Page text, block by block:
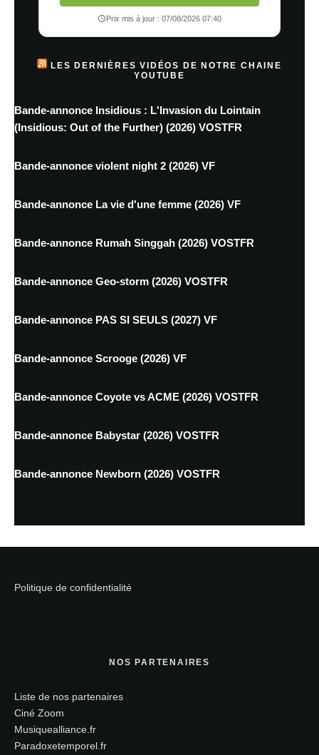
Prix mis à jour : 07/08/2026 07:40
LES DERNIÈRES VIDÉOS DE NOTRE CHAINE
YOUTUBE
Bande-annonce Insidious : L'Invasion du Lointain
(Insidious: Out of the Further) (2026) VOSTFR
Bande-annonce violent night 2 (2026) VF
Bande-annonce La vie d'une femme (2026) VF
Bande-annonce Rumah Singgah (2026) VOSTFR
Bande-annonce Geo-storm (2026) VOSTFR
Bande-annonce PAS SI SEULS (2027) VF
Bande-annonce Scrooge (2026) VF
Bande-annonce Coyote vs ACME (2026) VOSTFR
Bande-annonce Babystar (2026) VOSTFR
Bande-annonce Newborn (2026) VOSTFR
Politique de confidentialité
NOS PARTENAIRES
Liste de nos partenaires
Ciné Zoom
Musiquealliance.fr
Paradoxetemporel.fr